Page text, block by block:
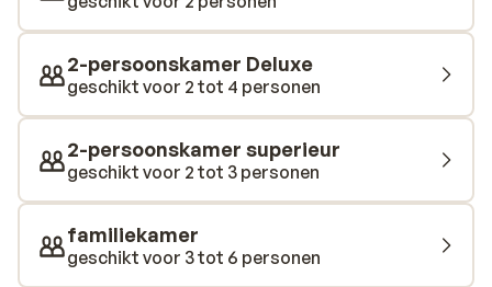
2-persoonskamer met moderne badkamer en eigen
terras tot een luxe suite voor 6 personen, compleet
met eigen keuken. Sluit je dag af met één van de
uitstekende maaltijden in het restaurant of verwen
weten: je skipas dien je in Flachau op te halen.
2-persoonskamer Deluxe
geschikt voor 2 tot 4 personen
2-persoonskamer superieur
geschikt voor 2 tot 3 personen
familiekamer
geschikt voor 3 tot 6 personen